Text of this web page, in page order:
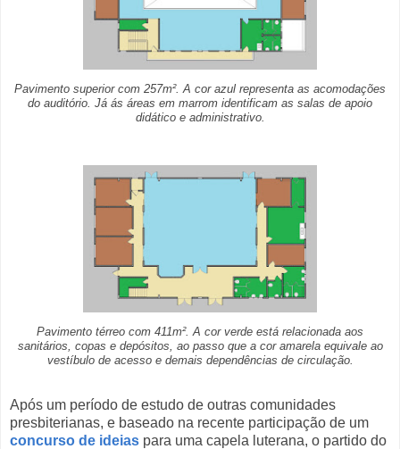
Pavimento superior com 257m². A cor azul representa as acomodações
do auditório. Já ás áreas em marrom identificam as salas de apoio
didático e administrativo.
Pavimento térreo com 411m². A cor verde está relacionada aos
sanitários, copas e depósitos, ao passo que a cor amarela equivale ao
vestíbulo de acesso e demais dependências de circulação.
Após um período de estudo de outras comunidades
presbiterianas, e baseado na recente participação de um
concurso de ideias para uma capela luterana, o partido do